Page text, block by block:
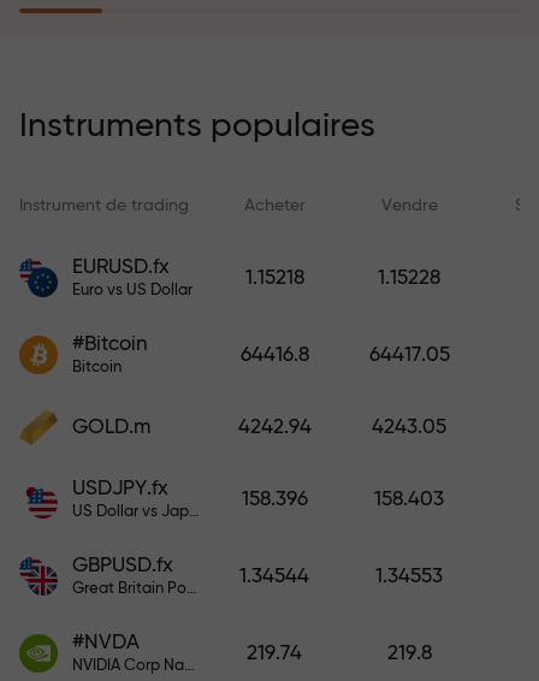
rêves simplement en effectuant un
risques rembourse vos pertes et
garantit un triplement des profits
tranquillité — votre capital est
dépôt. X1000 n’est pas une erreur.
Instruments populaires
Instrument de trading Acheter Vendre
EURUSD.fx
Euro vs US Dollar
1.15218 1.15228
#Bitcoin
Bitcoin
64416.8 64417.05
GOLD.m 4242.94 4243.05
USDJPY.fx
US Dollar vs Japanese Yen
158.396 158.403
GBPUSD.fx
Great Britain Pound vs US Dollar
1.34544 1.34553
#NVDA
NVIDIA Corp Nasdaq Stock Exchange (Nasdaq) USD
219.74 219.8